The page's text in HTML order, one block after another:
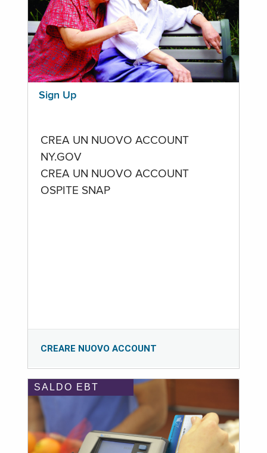
Sign Up
CREA UN NUOVO ACCOUNT
NY.GOV
CREA UN NUOVO ACCOUNT
OSPITE SNAP
CREARE NUOVO ACCOUNT
SALDO EBT